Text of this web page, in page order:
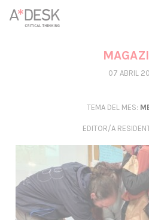
crees también en A*DESK
seguir adelante. Ahora puedes
apoyarlo.
07 ABRIL
TEMA DEL MES:
EDITOR/A